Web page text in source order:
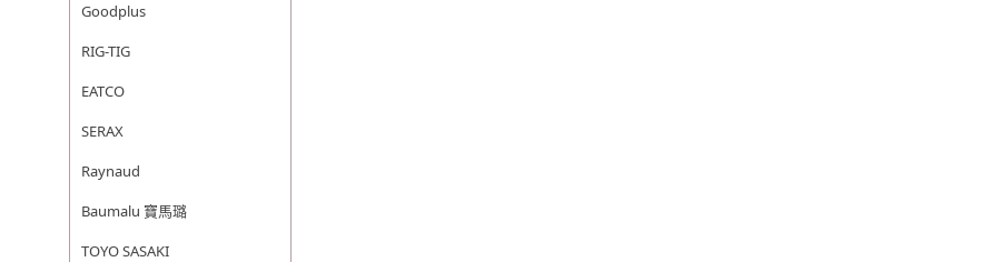
Goodplus
RIG-TIG
EATCO
SERAX
Raynaud
Baumalu 寶馬璐
TOYO SASAKI